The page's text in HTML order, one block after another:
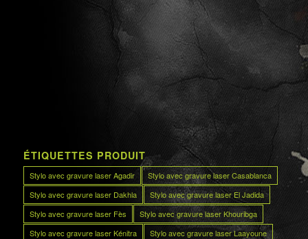
ÉTIQUETTES PRODUIT
Stylo avec gravure laser Agadir
Stylo avec gravure laser Casablanca
Stylo avec gravure laser Dakhla
Stylo avec gravure laser El Jadida
Stylo avec gravure laser Fès
Stylo avec gravure laser Khouribga
Stylo avec gravure laser Kénitra
Stylo avec gravure laser Laayoune